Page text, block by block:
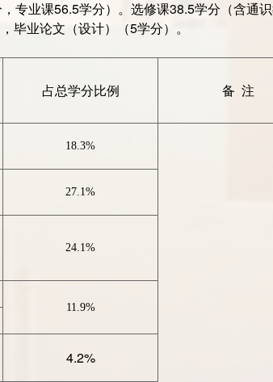
专业课56.5学分）。选修课38.5学分（含通
业论文（设计）（5学分）。
占总学分比例 备 注
18.3%
27.1%
24.1%
11.9%
4.2%